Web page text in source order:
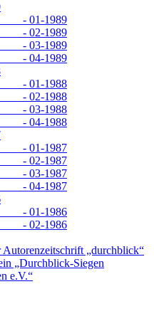
1989
1989
1989
1989
1988
1988
1988
1988
1987
1987
1987
1987
1986
1986
„durchblick“
„Durchblick-Siegen
e.V.“